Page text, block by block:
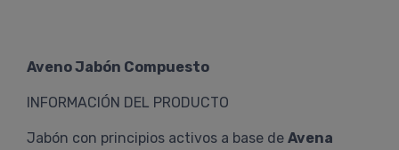
Aveno Jabón Compuesto
INFORMACIÓN DEL PRODUCTO
Jabón con principios activos a base de Avena